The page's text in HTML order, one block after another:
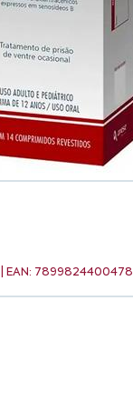
EAN: 7899824400478